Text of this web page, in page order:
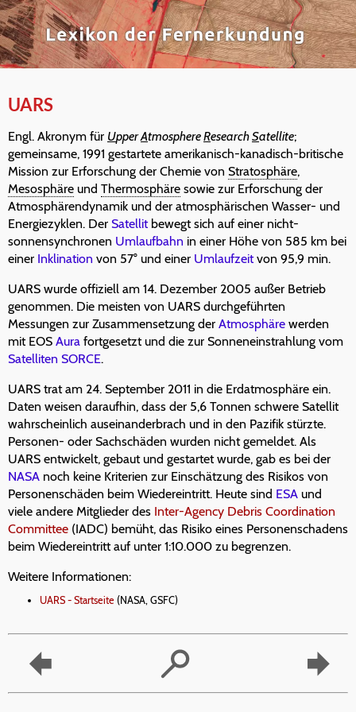
UARS
Engl. Akronym für UpperAtmosphereResearchSatellite;
gemeinsame, 1991 gestartete amerikanisch-kanadisch-britische
Mission zur Erforschung der Chemie von Stratosphäre,
Mesosphäre und Thermosphäre sowie zur Erforschung der
Atmosphärendynamik und der atmosphärischen Wasser- und
Energiezyklen. Der Satellitbewegt sich auf einer nicht-
sonnensynchronen Umlaufbahn in einer Höhe von 585 km bei
einer Inklination von 57° und einer Umlaufzeitvon 95,9 min.
UARS wurde offiziell am 14. Dezember 2005 außer Betrieb
genommen. Die meisten von UARS durchgeführten
Messungen zur Zusammensetzung der Atmosphäre werden
mit EOS Aura fortgesetzt und die zur Sonneneinstrahlung vom
Satelliten SORCE.
UARS trat am 24. September 2011 in die Erdatmosphäre ein.
Daten weisen daraufhin, dass der 5,6 Tonnen schwere Satellit
wahrscheinlich auseinanderbrach und in den Pazifik stürzte.
Personen- oder Sachschäden wurden nicht gemeldet. Als
UARS entwickelt, gebaut und gestartet wurde, gab es bei der
NASA noch keine Kriterien zur Einschätzung des Risikos von
Personenschäden beim Wiedereintritt. Heute sind ESA und
viele andere Mitglieder des Inter-Agency Debris Coordination
Committee (IADC) bemüht, das Risiko eines Personenschadens
beim Wiedereintritt auf unter 1:10.000 zu begrenzen.
Weitere Informationen:
UARS - Startseite (NASA, GSFC)